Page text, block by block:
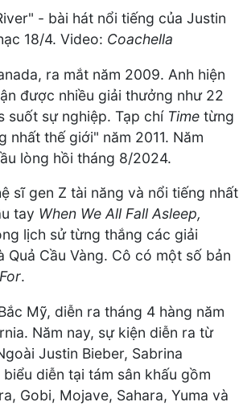
- bài hát nổi tiếng của Justin
18/4. Video: Coachella
ra mắt năm 2009. Anh hiện
được nhiều giải thưởng như 22
suốt sự nghiệp. Tạp chí Time từng
thế giới" năm 2011. Năm
lòng hồi tháng 8/2024.
sĩ gen Z tài năng và nổi tiếng nhất
tay When We All Fall Asleep,
lịch sử từng thắng các giải
Cầu Vàng. Cô có một số bản
.
Mỹ, diễn ra tháng 4 hàng năm
Năm nay, sự kiện diễn ra từ
Justin Bieber, Sabrina
diễn tại tám sân khấu gồm
Gobi, Mojave, Sahara, Yuma và